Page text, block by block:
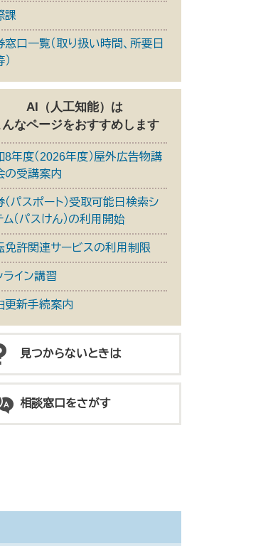
課
窓口一覧（取り扱い時間、所要日
AI（人工知能）は
んなページをおすすめします
8年度（2026年度）屋外広告物講
の受講案内
（パスポート）受取可能日検索シ
ム（パスけん）の利用開始
免許関連サービスの利用制限
ライン講習
更新手続案内
見つからないときは
相談窓口をさがす